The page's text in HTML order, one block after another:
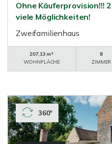
Ohne Käuferprovision!!!
viele Möglichkeiten!
Zweifamilienhaus
207,13 m²
WOHNFLÄCHE
8
ZIMMER
360°